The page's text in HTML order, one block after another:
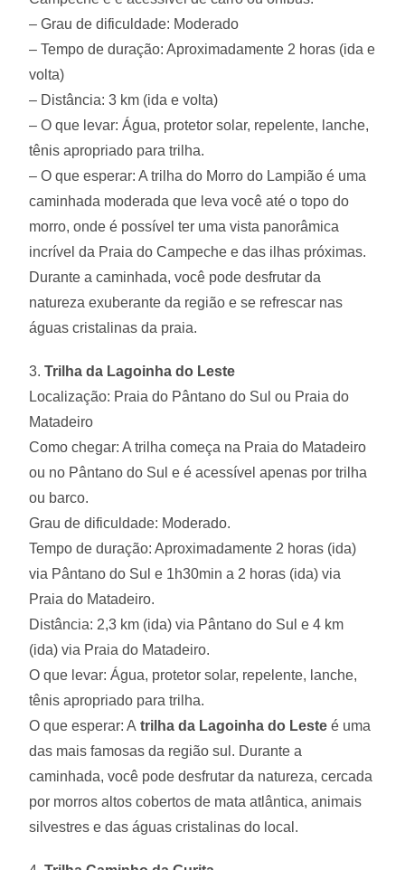
– Grau de dificuldade: Moderado
– Tempo de duração: Aproximadamente 2 horas (ida e
volta)
– Distância: 3 km (ida e volta)
– O que levar: Água, protetor solar, repelente, lanche,
tênis apropriado para trilha.
– O que esperar: A trilha do Morro do Lampião é uma
caminhada moderada que leva você até o topo do
morro, onde é possível ter uma vista panorâmica
incrível da Praia do Campeche e das ilhas próximas.
Durante a caminhada, você pode desfrutar da
natureza exuberante da região e se refrescar nas
águas cristalinas da praia.
3. Trilha da Lagoinha do Leste
Localização: Praia do Pântano do Sul ou Praia do
Matadeiro
Como chegar: A trilha começa na Praia do Matadeiro
ou no Pântano do Sul e é acessível apenas por trilha
ou barco.
Grau de dificuldade: Moderado.
Tempo de duração: Aproximadamente 2 horas (ida)
via Pântano do Sul e 1h30min a 2 horas (ida) via
Praia do Matadeiro.
Distância: 2,3 km (ida) via Pântano do Sul e 4 km
(ida) via Praia do Matadeiro.
O que levar: Água, protetor solar, repelente, lanche,
tênis apropriado para trilha.
O que esperar: A trilha da Lagoinha do Leste é uma
das mais famosas da região sul. Durante a
caminhada, você pode desfrutar da natureza, cercada
por morros altos cobertos de mata atlântica, animais
silvestres e das águas cristalinas do local.